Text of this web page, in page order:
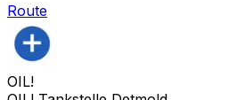
Route
OIL!